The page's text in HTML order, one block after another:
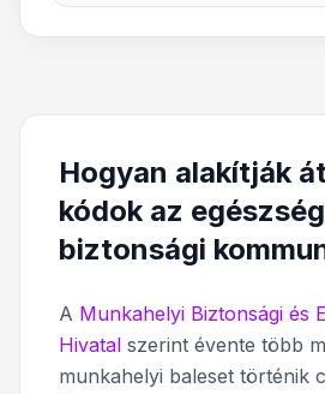
Hogyan alakítják
kódok az
biztonsági
A Munkahelyi Biztonsági és
Hivatal szerint évente több
munkahelyi baleset történik